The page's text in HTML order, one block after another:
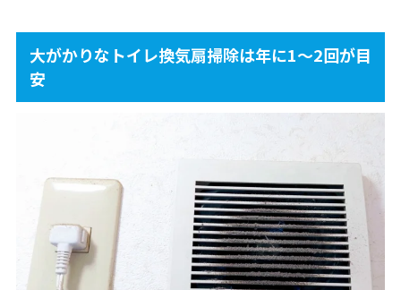
大がかりなトイレ換気扇掃除は年に1～2回が目
安